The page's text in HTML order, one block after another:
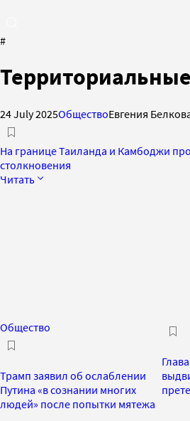
#
24 July 2025ОбществоЕвгения
На границе Таиланда и Камбоджи
столкновения
Читать
Общество
Трамп заявил об ослаблении
Путина «в сознании многих
людей» после попытки мятежа